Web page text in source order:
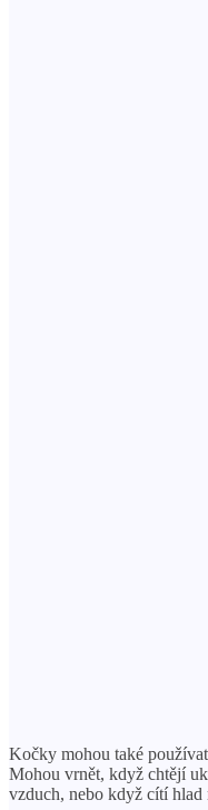
Kočky mohou také
Mohou vrnět, když chtějí
vzduch, nebo když cítí hlad